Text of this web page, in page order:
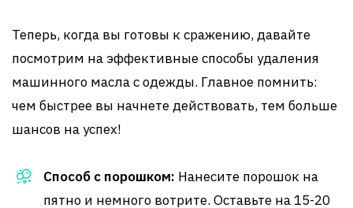
Теперь, когда вы готовы к сражению, давайте
посмотрим на эффективные способы удаления
машинного масла с одежды. Главное помнить:
чем быстрее вы начнете действовать, тем больше
шансов на успех!
Способ с порошком: Нанесите порошок на
пятно и немного вотрите. Оставьте на 15-20